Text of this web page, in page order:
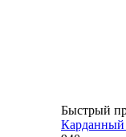
Быстрый
Карданный